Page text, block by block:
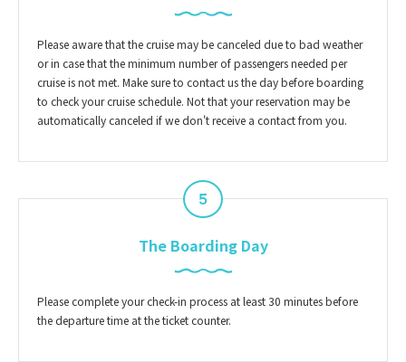
Please aware that the cruise may be canceled due to bad weather
or in case that the minimum number of passengers needed per
cruise is not met. Make sure to contact us the day before boarding
to check your cruise schedule. Not that your reservation may be
automatically canceled if we don't receive a contact from you.
5
The Boarding Day
Please complete your check-in process at least 30 minutes before
the departure time at the ticket counter.